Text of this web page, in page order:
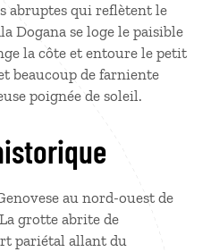
abruptes qui reflètent le
Dogana se loge le paisible
la côte et entoure le petit
beaucoup de farniente
poignée de soleil.
au nord-ouest de
grotte abrite de
pariétal allant du